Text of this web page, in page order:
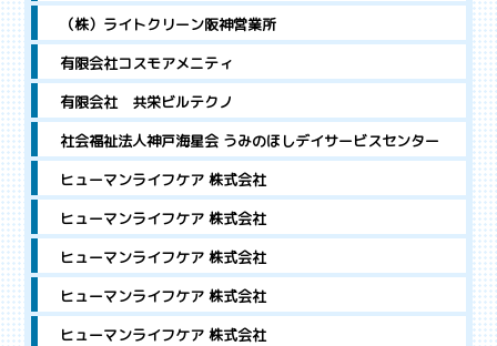
（株）ライトクリーン阪神営業所
有限会社コスモアメニティ
有限会社 共栄ビルテクノ
社会福祉法人神戸海星会 うみのほしデイサービスセンター
ヒューマンライフケア 株式会社
ヒューマンライフケア 株式会社
ヒューマンライフケア 株式会社
ヒューマンライフケア 株式会社
ヒューマンライフケア 株式会社